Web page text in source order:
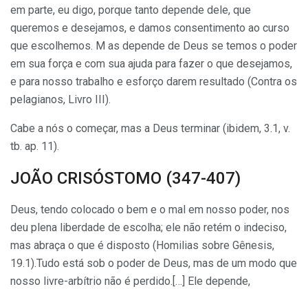
em parte, eu digo, porque tanto depende dele, que
queremos e desejamos, e damos consentimento ao curso
que escolhemos. M as depende de Deus se temos o poder
em sua força e com sua ajuda para fazer o que desejamos,
e para nosso trabalho e esforço darem resultado (Contra os
pelagianos, Livro III).
Cabe a nós o começar, mas a Deus terminar (ibidem, 3.1, v.
tb. ap. 11).
JOÃO CRISÓSTOMO (347-407)
Deus, tendo colocado o bem e o mal em nosso poder, nos
deu plena liberdade de escolha; ele não retém o indeciso,
mas abraça o que é disposto (Homilias sobre Gênesis,
19.1).Tudo está sob o poder de Deus, mas de um modo que
nosso livre-arbítrio não é perdido.[…] Ele depende,